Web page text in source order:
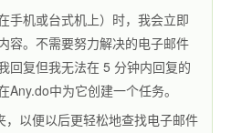
手机或台式机上）时，我会立即
容。不需要努力解决的电子邮件
回复但我无法在 5 分钟内回复的
Any.do中为它创建一个任务。
以便以后更轻松地查找电子邮件